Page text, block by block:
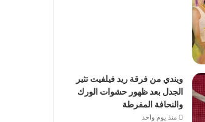
ويندي من فرقة ريد فيلفيت تثير
الجدل بعد ظهور حشوات الورك
والنحافة المفرطة
منذ يوم واحد